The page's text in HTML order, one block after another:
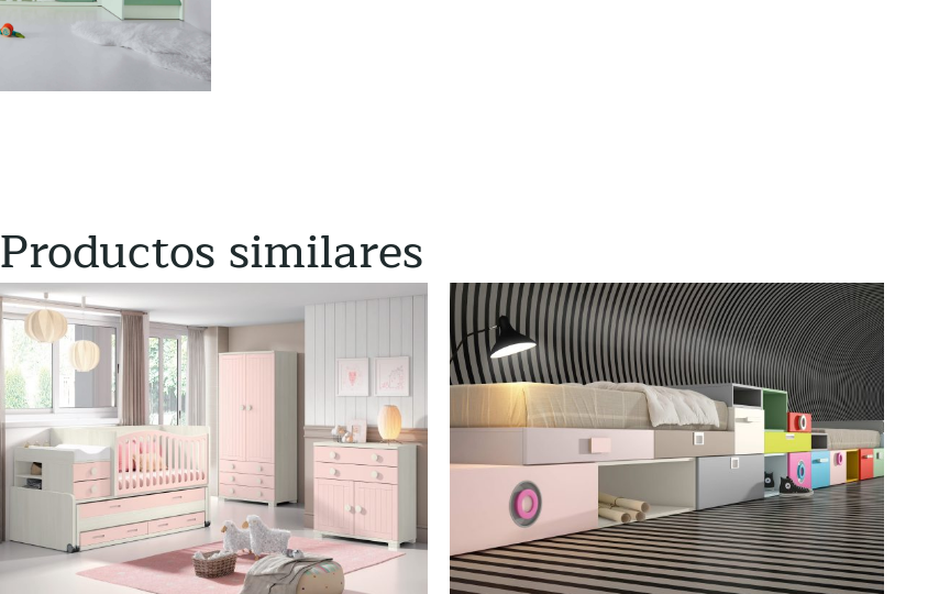
Productos similares